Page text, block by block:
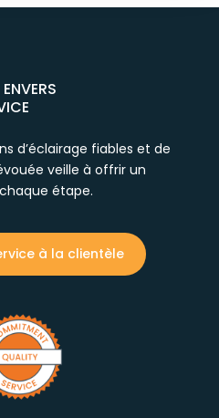
d’éclairage fiables et de
veille à offrir un
étape.
à la clientèle